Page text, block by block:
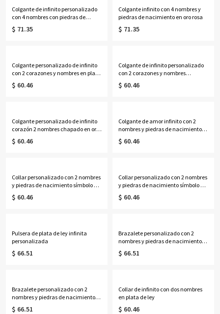
Colgante de infinito personalizado
con 4 nombres con piedras de
nacimiento en oro
$ 71.35
Colgante infinito con 4 nombres y
piedras de nacimiento en oro rosa
$ 71.35
Colgante personalizado de infinito
con 2 corazones y nombres en plata
de ley
$ 60.46
Colgante de infinito personalizado
con 2 corazones y nombres
chapado en oro de 18 quilates
$ 60.46
Colgante personalizado de infinito
corazón 2 nombres chapado en oro
rosa
$ 60.46
Colgante de amor infinito con 2
nombres y piedras de nacimiento
en plata de ley
$ 60.46
Collar personalizado con 2 nombres
y piedras de nacimiento símbolo de
infinito en oro
$ 60.46
Collar personalizado con 2 nombres
y piedras de nacimiento símbolo de
infinito en oro rosa
$ 60.46
Pulsera de plata de ley infinita
personalizada
$ 66.51
Brazalete personalizado con 2
nombres y piedras de nacimiento
símbolo de infinito en oro
$ 66.51
Brazalete personalizado con 2
nombres y piedras de nacimiento
símbolo de infinito en oro rosa
$ 66.51
Collar de infinito con dos nombres
en plata de ley
$ 60.46